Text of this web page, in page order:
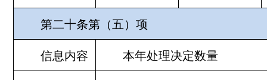
第二十条第（五）项
信息内容 本年处理决定数量